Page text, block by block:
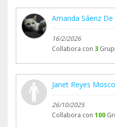
Amanda Sáenz
16/2/2026
Collabora con 3
Janet Reyes
26/10/2025
Collabora con 100